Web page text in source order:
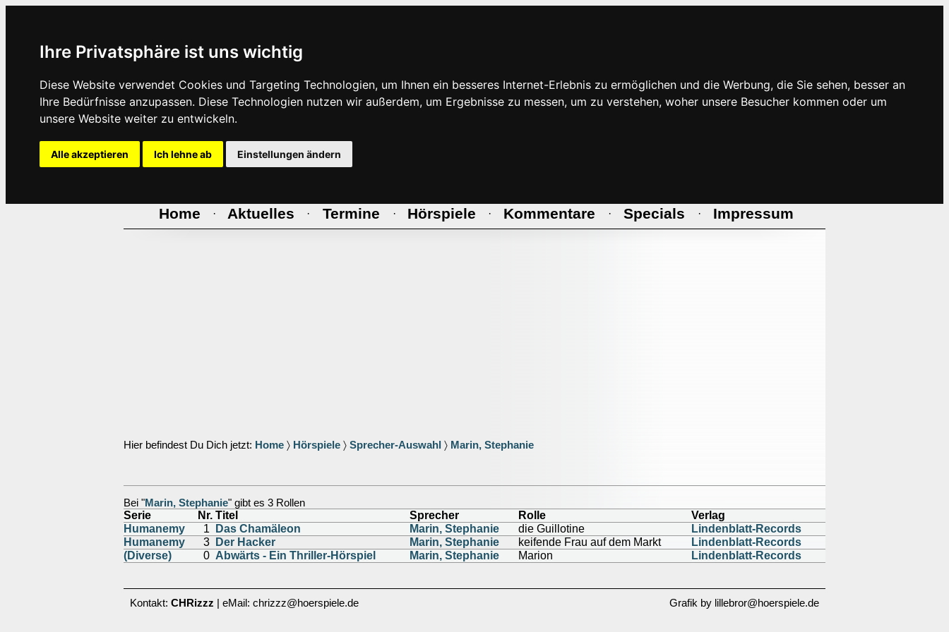
Ihre Privatsphäre ist uns wichtig
Diese Website verwendet Cookies und Targeting Technologien, um Ihnen ein besseres Internet-Erlebnis zu ermöglichen und die Werbung, die Sie sehen, besser an
Ihre Bedürfnisse anzupassen. Diese Technologien nutzen wir außerdem, um Ergebnisse zu messen, um zu verstehen, woher unsere Besucher kommen oder um
unsere Website weiter zu entwickeln.
Alle akzeptieren Ich lehne ab Einstellungen ändern
Home · Aktuelles · Termine · Hörspiele · Kommentare · Specials · Impressum
Hier befindest Du Dich jetzt: Home 〉 Hörspiele 〉 Sprecher-Auswahl 〉 Marin, Stephanie
Bei "Marin, Stephanie" gibt es 3 Rollen
Serie Nr. Titel Sprecher Rolle
Verlag
Humanemy
1 Das Chamäleon Marin, Stephanie die Guillotine
Lindenblatt-Records
Humanemy
3 Der Hacker Marin, Stephanie keifende Frau auf dem Markt
Lindenblatt-Records
(Diverse)
0 Abwärts - Ein Thriller-Hörspiel Marin, Stephanie Marion Lindenblatt-Records
Kontakt: CHRizzz | eMail: chrizzz@hoerspiele.de Grafik by lillebror@hoerspiele.de